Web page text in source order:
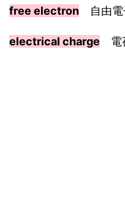
free electron 自由電
electrical charge 電